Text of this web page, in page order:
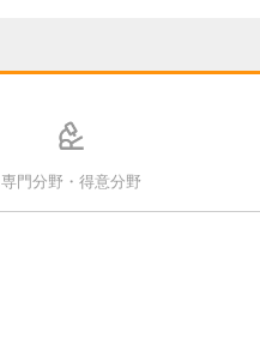
専門分野・得意分野